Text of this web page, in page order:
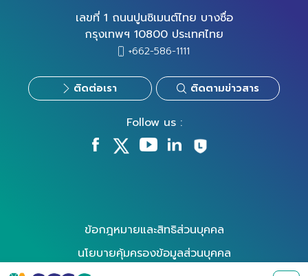
เลขที่ 1 ถนนปูนซิเมนต์ไทย บางซื่อ
กรุงเทพฯ 10800 ประเทศไทย
+662-586-1111
ติดต่อเรา ติดตามข่าวสาร
Follow us :
ข้อกฎหมายและสิทธิส่วนบุคคล
นโยบายคุ้มครองข้อมูลส่วนบุคคล